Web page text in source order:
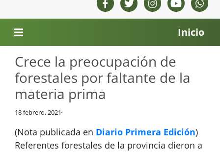
Inicio
Crece la preocupación de
forestales por faltante de la
materia prima
18 febrero, 2021
(Nota publicada en Diario Primera Edición)
Referentes forestales de la provincia dieron a